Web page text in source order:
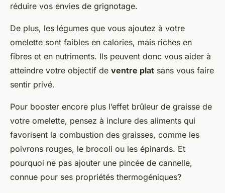
réduire vos envies de grignotage.
De plus, les légumes que vous ajoutez à votre
omelette sont faibles en calories, mais riches en
fibres et en nutriments. Ils peuvent donc vous aider à
atteindre votre objectif de ventre plat sans vous faire
sentir privé.
Pour booster encore plus l’effet brûleur de graisse de
votre omelette, pensez à inclure des aliments qui
favorisent la combustion des graisses, comme les
poivrons rouges, le brocoli ou les épinards. Et
pourquoi ne pas ajouter une pincée de cannelle,
connue pour ses propriétés thermogéniques?